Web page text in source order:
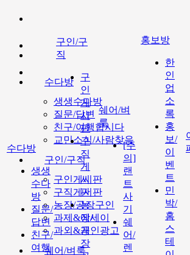
수다방
생생수다방
질문/답변
친구/여행합시다
교민소식/사람찾음
구인/구직
구인게시판
구직게시판
농장/공장구인
과제&에세이
과외&개인광고
쉐어/벼룩
수다방
생생
수다
방
질문/
답변
친구/
여행
구인/구
직
구
인
게
시
판
구
직
게
시
판
농
장/
공
장
쉐어/벼
룩
[주
의]
랜
트
사
기
쉐
어/
렌
홍보방
한
인
업
소
록
홍
보/
이
벤
트
민
박/
홈
스
테